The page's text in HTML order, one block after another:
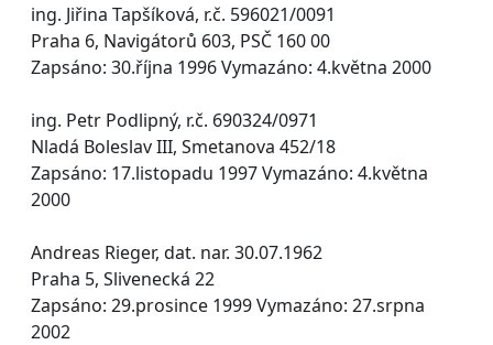
ing. Jiřina Tapšíková, r.č. 596021/0091
Praha 6, Navigátorů 603, PSČ 160 00
Zapsáno: 30.října 1996 Vymazáno: 4.května 2000
ing. Petr Podlipný, r.č. 690324/0971
Nladá Boleslav III, Smetanova 452/18
Zapsáno: 17.listopadu 1997 Vymazáno: 4.května
2000
Andreas Rieger, dat. nar. 30.07.1962
Praha 5, Slivenecká 22
Zapsáno: 29.prosince 1999 Vymazáno: 27.srpna
2002